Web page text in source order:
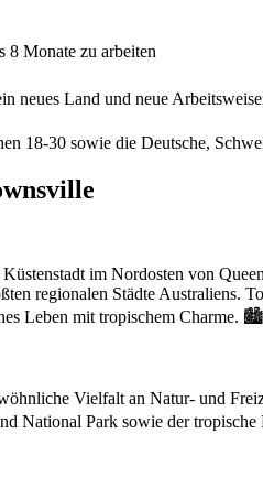
Monate zu arbeiten
neues Land und neue
18-30 sowie die Deutsche,
im Nordosten von
regionalen Städte Australiens.
Leben mit tropischem Charme.
Vielfalt an Natur- und
National Park sowie der